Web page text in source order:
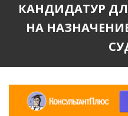
КАНДИДАТУР
НА